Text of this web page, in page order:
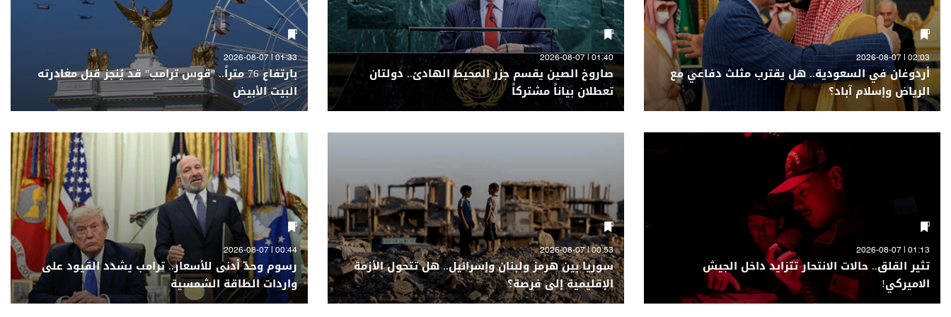
02:03 | 2026-08-07
أردوغان في السعودية.. هل يقترب مثلث دفاعي مع
الرياض وإسلام آباد؟
01:40 | 2026-08-07
صاروخ الصين يقسم جزر المحيط الهادئ.. دولتان
تعطلان بياناً مشتركاً
01:33 | 2026-08-07
بارتفاع 76 متراً.. "قوس ترامب" قد يُنجز قبل مغادرته
البيت الأبيض
01:13 | 2026-08-07
تثير القلق.. حالات الانتحار تتزايد داخل الجيش
الاميركي!
00:53 | 2026-08-07
سوريا بين هرمز ولبنان وإسرائيل.. هل تتحول الأزمة
الإقليمية إلى فرصة؟
00:44 | 2026-08-07
رسوم وحدّ أدنى للأسعار.. ترامب يشدد القيود على
واردات الطاقة الشمسية